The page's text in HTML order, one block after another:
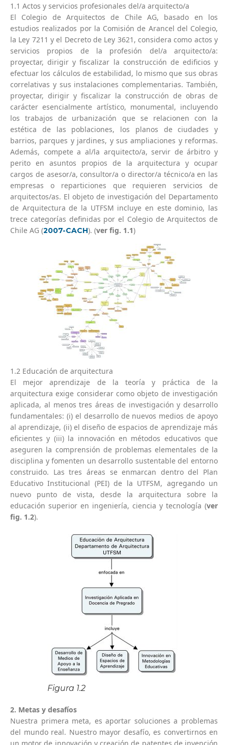
1.1 Actos y servicios profesionales del/a arquitecto/a
El Colegio de Arquitectos de Chile AG, basado en los
estudios realizados por la Comisión de Arancel del Colegio,
la Ley 7211 y el Decreto de Ley 3621, considera como actos y
servicios propios de la profesión del/a arquitecto/a:
proyectar, dirigir y fiscalizar la construcción de edificios y
efectuar los cálculos de estabilidad, lo mismo que sus obras
correlativas y sus instalaciones complementarias. También,
proyectar, dirigir y fiscalizar la construcción de obras de
carácter esencialmente artístico, monumental, incluyendo
los trabajos de urbanización que se relacionen con la
estética de las poblaciones, los planos de ciudades y
barrios, parques y jardines, y sus ampliaciones y reformas.
Además, compete a al/la arquitecto/a, servir de árbitro y
perito en asuntos propios de la arquitectura y ocupar
cargos de asesor/a, consultor/a o director/a técnico/a en las
empresas o reparticiones que requieren servicios de
arquitectos/as. El objeto de investigación del Departamento
de Arquitectura de la UTFSM incluye en este dominio, las
trece categorías definidas por el Colegio de Arquitectos de
Chile AG (2007-CACH). (ver fig. 1.1)
1.2 Educación de arquitectura
El mejor aprendizaje de la teoría y práctica de la
arquitectura exige considerar como objeto de investigación
aplicada, al menos tres áreas de investigación y desarrollo
fundamentales: (i) el desarrollo de nuevos medios de apoyo
al aprendizaje, (ii) el diseño de espacios de aprendizaje más
eficientes y (iii) la innovación en métodos educativos que
aseguren la comprensión de problemas elementales de la
disciplina y fomenten un desarrollo sustentable del entorno
construido. Las tres áreas se enmarcan dentro del Plan
Educativo Institucional (PEI) de la UTFSM, agregando un
nuevo punto de vista, desde la arquitectura sobre la
educación superior en ingeniería, ciencia y tecnología (ver
fig. 1.2).
Figura 1.2
2. Metas y desafíos
Nuestra primera meta, es aportar soluciones a problemas
del mundo real. Nuestro mayor desafío, es convertirnos en